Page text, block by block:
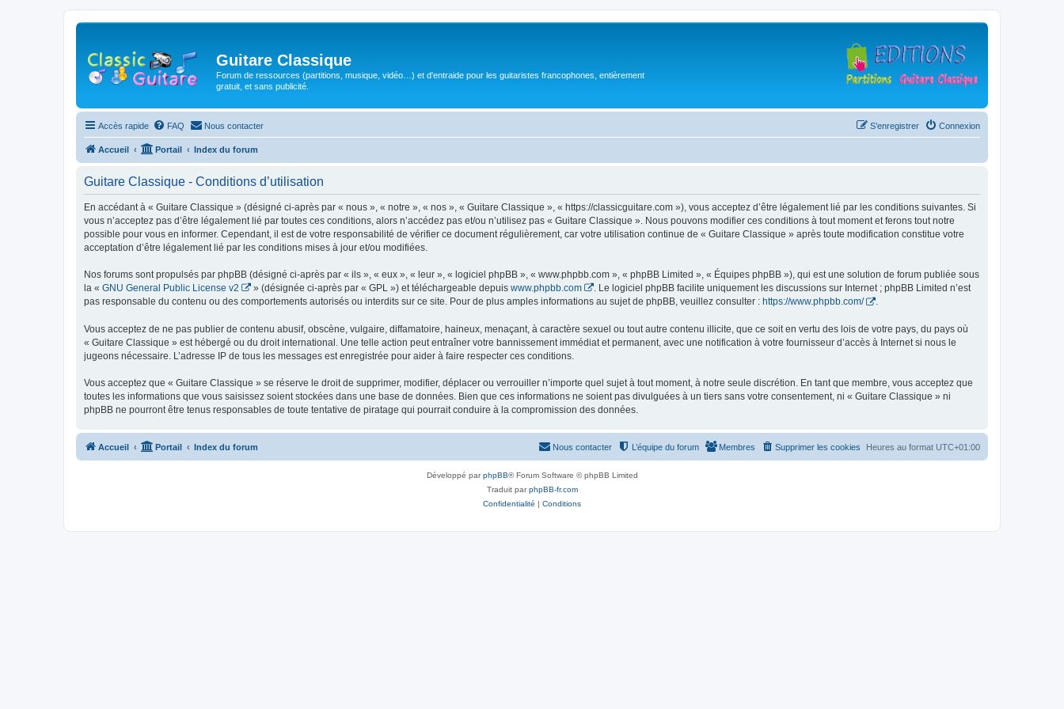
Guitare Classique
Forum de ressources (partitions, musique, vidéo…) et d'entraide pour les guitaristes francophones, entièrement
gratuit, et sans publicité.
Accès rapide FAQ Nous contacter Connexion
S’enregistrer
Accueil Portail Index du forum
Guitare Classique - Conditions d’utilisation
En accédant à « Guitare Classique » (désigné ci-après par « nous », « notre », « nos », « Guitare Classique », « https://classicguitare.com »), vous acceptez d’être légalement lié par les conditions suivantes. Si
vous n’acceptez pas d’être légalement lié par toutes ces conditions, alors n’accédez pas et/ou n’utilisez pas « Guitare Classique ». Nous pouvons modifier ces conditions à tout moment et ferons tout notre
possible pour vous en informer. Cependant, il est de votre responsabilité de vérifier ce document régulièrement, car votre utilisation continue de « Guitare Classique » après toute modification constitue votre
acceptation d’être légalement lié par les conditions mises à jour et/ou modifiées.
Nos forums sont propulsés par phpBB (désigné ci-après par « ils », « eux », « leur », « logiciel phpBB », « www.phpbb.com », « phpBB Limited », « Équipes phpBB »), qui est une solution de forum publiée sous
la « GNU General Public License v2 » (désignée ci-après par « GPL ») et téléchargeable depuis www.phpbb.com
. Le logiciel phpBB facilite uniquement les discussions sur Internet ; phpBB Limited n’est
pas responsable du contenu ou des comportements autorisés ou interdits sur ce site. Pour de plus amples informations au sujet de phpBB, veuillez consulter : https://www.phpbb.com/ .
Vous acceptez de ne pas publier de contenu abusif, obscène, vulgaire, diffamatoire, haineux, menaçant, à caractère sexuel ou tout autre contenu illicite, que ce soit en vertu des lois de votre pays, du pays où
« Guitare Classique » est hébergé ou du droit international. Une telle action peut entraîner votre bannissement immédiat et permanent, avec une notification à votre fournisseur d’accès à Internet si nous le
jugeons nécessaire. L’adresse IP de tous les messages est enregistrée pour aider à faire respecter ces conditions.
Vous acceptez que « Guitare Classique » se réserve le droit de supprimer, modifier, déplacer ou verrouiller n’importe quel sujet à tout moment, à notre seule discrétion. En tant que membre, vous acceptez que
toutes les informations que vous saisissez soient stockées dans une base de données. Bien que ces informations ne soient pas divulguées à un tiers sans votre consentement, ni « Guitare Classique » ni
phpBB ne pourront être tenus responsables de toute tentative de piratage qui pourrait conduire à la compromission des données.
Accueil Portail Index du forum Heures au format UTC+01:00
Supprimer les cookies
Membres
L’équipe du forum
Nous contacter
Développé parphpBB® Forum Software © phpBB Limited
Traduit parphpBB-fr.com
Confidentialité | Conditions